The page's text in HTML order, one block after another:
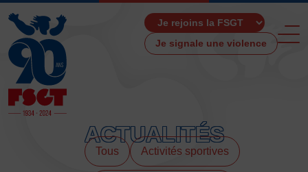
Je signale une violence
ACTUALITÉS
Tous Activités sportives